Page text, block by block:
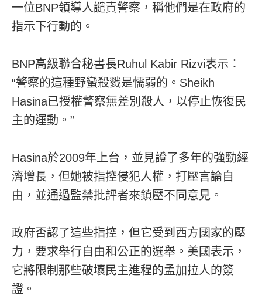
一位BNP領導人譴責警察，稱他們是在政府的
指示下行動的。
BNP高級聯合秘書長Ruhul Kabir Rizvi表示：
“警察的這種野蠻殺戮是懦弱的。Sheikh
Hasina已授權警察無差別殺人，以停止恢復民
主的運動。”
Hasina於2009年上台，並見證了多年的強勁經
濟增長，但她被指控侵犯人權，打壓言論自
由，並通過監禁批評者來鎮壓不同意見。
政府否認了這些指控，但它受到西方國家的壓
力，要求舉行自由和公正的選舉。美國表示，
它將限制那些破壞民主進程的孟加拉人的簽
證。